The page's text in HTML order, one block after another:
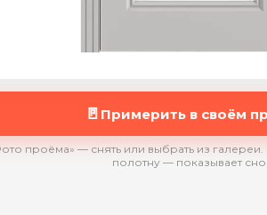
🚪 Примерить в своём
проёма» — снять или выбрать из
полотну — показывает